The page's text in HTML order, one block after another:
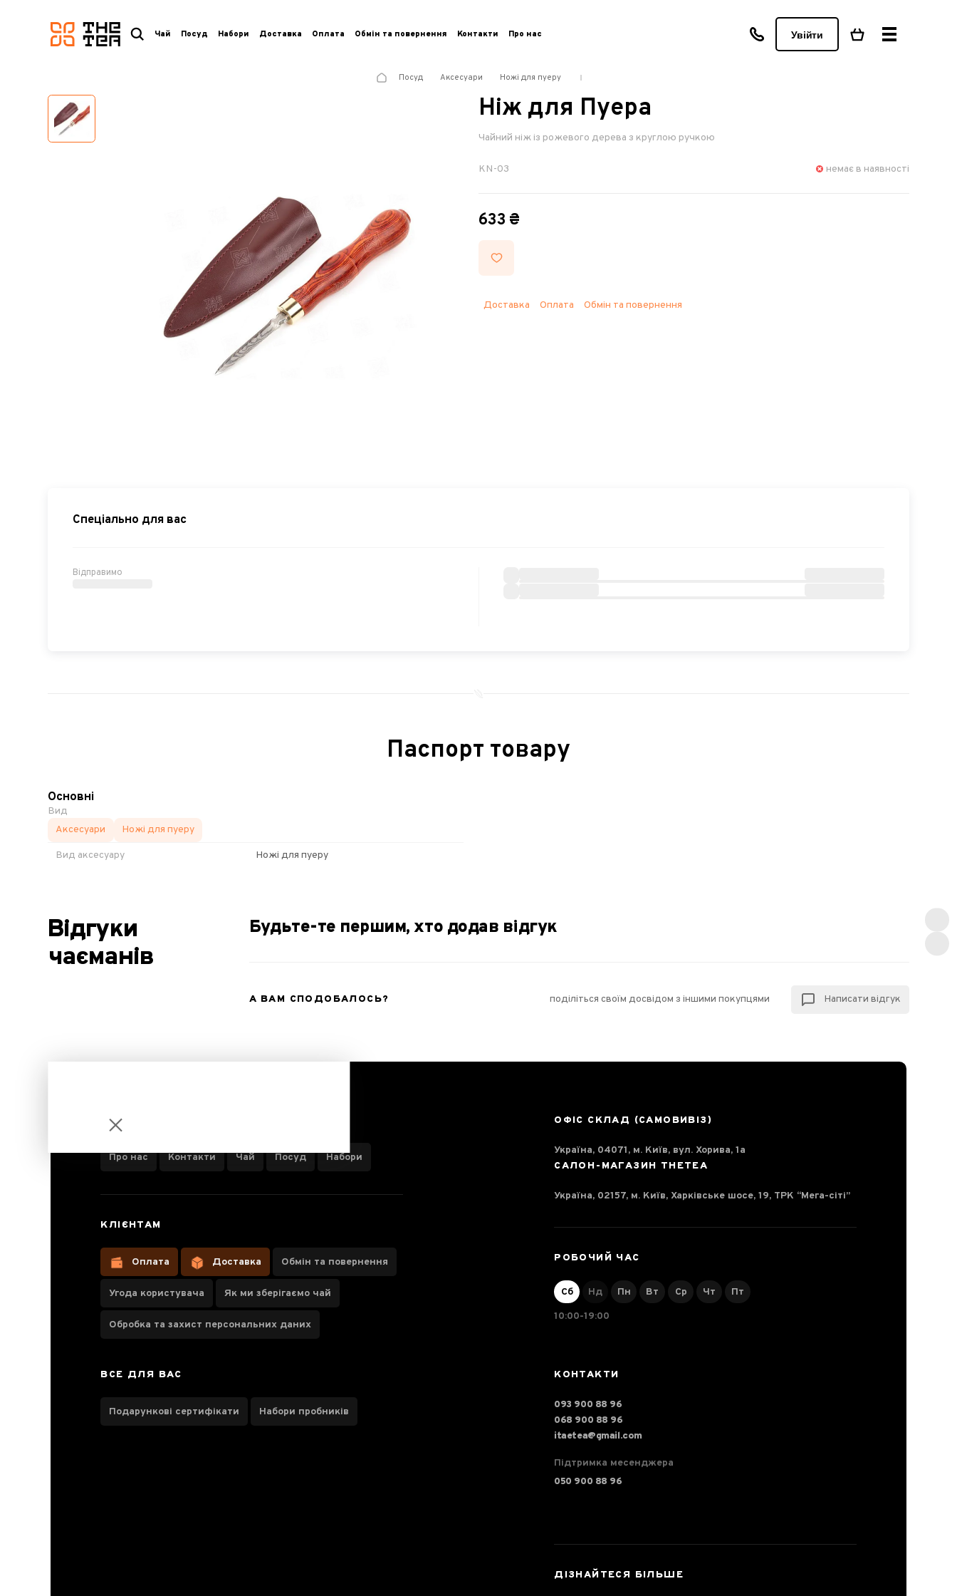
логотип
Чай Посуд Набори Доставка Оплата Обмін та повернення Контакти Про нас Увійти
Посуд Аксесуари Ножі для пуеру
Ніж для Пуера
Чайний ніж із рожевого дерева з круглою ручкою
KN-03 немає в наявності
633 ₴
Доставка Оплата Обмін та повернення
Спеціально для вас
Відправимо
Паспорт товару
Основні
Вид
Аксесуари
Ножі для пуеру
Вид аксесуару Ножі для пуеру
Відгуки
чаєманів
Будьте-те першим, хто додав відгук
А ВАМ СПОДОБАЛОСЬ? поділіться своїм досвідом з іншими покупцями Написати відгук
ІНФОРМАЦІЯ ПРО КОМПАНІЮ
Про нас Контакти Чай Посуд Набори
КЛІЄНТАМ
Оплата Доставка Обмін та повернення
Угода користувача Як ми зберігаємо чай
Обробка та захист персональних даних
ОФІС СКЛАД (САМОВИВІЗ)
Україна, 04071, м. Київ, вул. Хорива, 1а
САЛОН-МАГАЗИН THETEA
Україна, 02157, м. Київ, Харківське шосе, 19, ТРК “Мега-сіті”
РОБОЧИЙ ЧАС
Сб Нд Пн Вт Ср Чт
Пт
10:00-19:00
ВСЕ ДЛЯ ВАС
Подарункові сертифікати Набори пробників
КОНТАКТИ
093 900 88 96
068 900 88 96
itaetea@gmail.com
Підтримка месенджера
050 900 88 96
ДІЗНАЙТЕСЯ БІЛЬШЕ